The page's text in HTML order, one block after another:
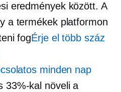
eredmények között. A
a termékek platformon
fogÉrje el több száz
minden nap
33%-kal növeli a